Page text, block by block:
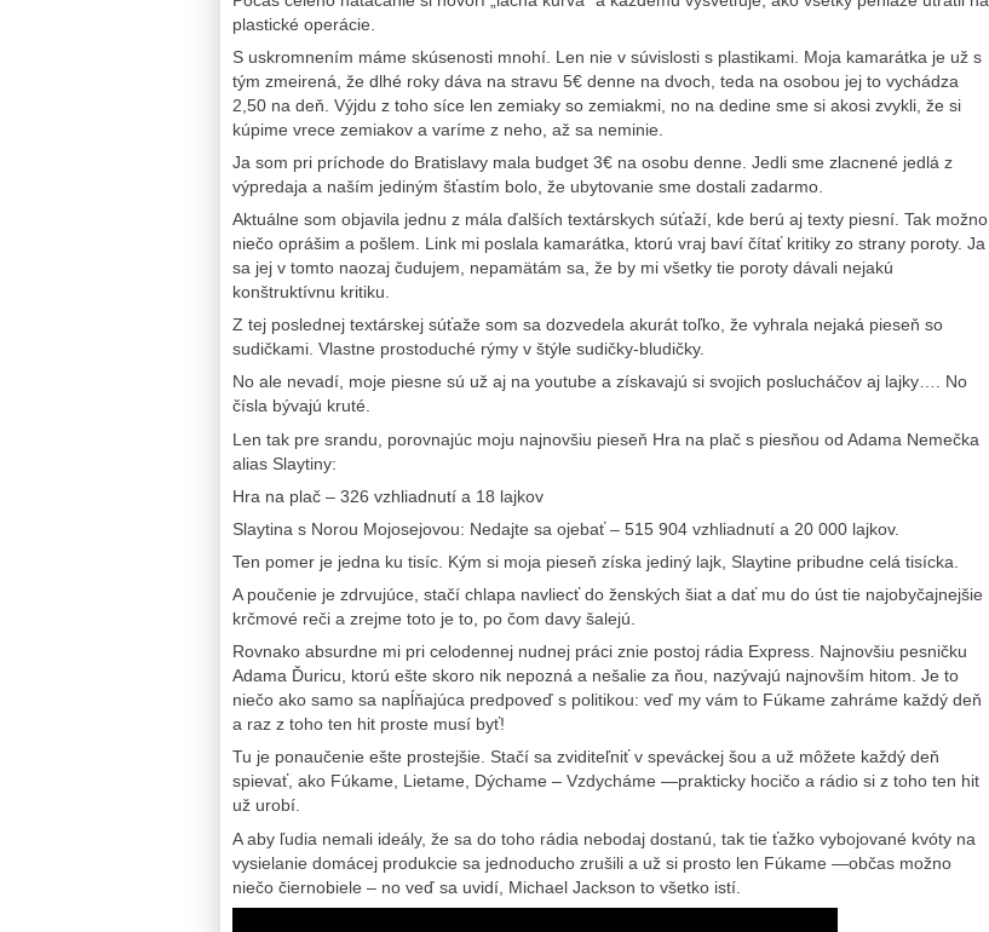
plastické operácie.
S uskromnením máme skúsenosti mnohí. Len nie v súvislosti s plastikami. Moja kamarátka je už s
tým zmeirená, že dlhé roky dáva na stravu 5€ denne na dvoch, teda na osobou jej to vychádza
2,50 na deň. Výjdu z toho síce len zemiaky so zemiakmi, no na dedine sme si akosi zvykli, že si
kúpime vrece zemiakov a varíme z neho, až sa neminie.
Ja som pri príchode do Bratislavy mala budget 3€ na osobu denne. Jedli sme zlacnené jedlá z
výpredaja a naším jediným šťastím bolo, že ubytovanie sme dostali zadarmo.
Aktuálne som objavila jednu z mála ďalších textárskych súťaží, kde berú aj texty piesní. Tak možno
niečo oprášim a pošlem. Link mi poslala kamarátka, ktorú vraj baví čítať kritiky zo strany poroty. Ja
sa jej v tomto naozaj čudujem, nepamätám sa, že by mi všetky tie poroty dávali nejakú
konštruktívnu kritiku.
Z tej poslednej textárskej súťaže som sa dozvedela akurát toľko, že vyhrala nejaká pieseň so
sudičkami. Vlastne prostoduché rýmy v štýle sudičky-bludičky.
No ale nevadí, moje piesne sú už aj na youtube a získavajú si svojich poslucháčov aj lajky…. No
čísla bývajú kruté.
Len tak pre srandu, porovnajúc moju najnovšiu pieseň Hra na plač s piesňou od Adama Nemečka
alias Slaytiny:
Hra na plač – 326 vzhliadnutí a 18 lajkov
Slaytina s Norou Mojosejovou: Nedajte sa ojebať – 515 904 vzhliadnutí a 20 000 lajkov.
Ten pomer je jedna ku tisíc. Kým si moja pieseň získa jediný lajk, Slaytine pribudne celá tisícka.
A poučenie je zdrvujúce, stačí chlapa navliecť do ženských šiat a dať mu do úst tie najobyčajnejšie
krčmové reči a zrejme toto je to, po čom davy šalejú.
Rovnako absurdne mi pri celodennej nudnej práci znie postoj rádia Express. Najnovšiu pesničku
Adama Ďuricu, ktorú ešte skoro nik nepozná a nešalie za ňou, nazývajú najnovším hitom. Je to
niečo ako samo sa napĺňajúca predpoveď s politikou: veď my vám to Fúkame zahráme každý deň
a raz z toho ten hit proste musí byť!
Tu je ponaučenie ešte prostejšie. Stačí sa zviditeľniť v speváckej šou a už môžete každý deň
spievať, ako Fúkame, Lietame, Dýchame – Vzdycháme —prakticky hocičo a rádio si z toho ten hit
už urobí.
A aby ľudia nemali ideály, že sa do toho rádia nebodaj dostanú, tak tie ťažko vybojované kvóty na
vysielanie domácej produkcie sa jednoducho zrušili a už si prosto len Fúkame —občas možno
niečo čiernobiele – no veď sa uvidí, Michael Jackson to všetko istí.